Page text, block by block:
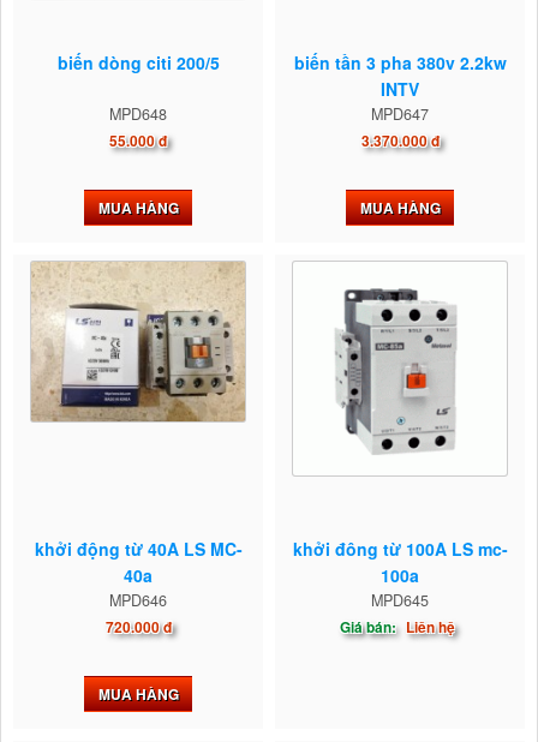
biến dòng citi 200/5
MPD648
55.000 đ
MUA HÀNG
biến tần 3 pha 380v 2.2kw
INTV
MPD647
3.370.000 đ
MUA HÀNG
khởi động từ 40A LS MC-
40a
MPD646
720.000 đ
MUA HÀNG
khởi đông từ 100A LS mc-
100a
MPD645
Giá bán: Liên hệ